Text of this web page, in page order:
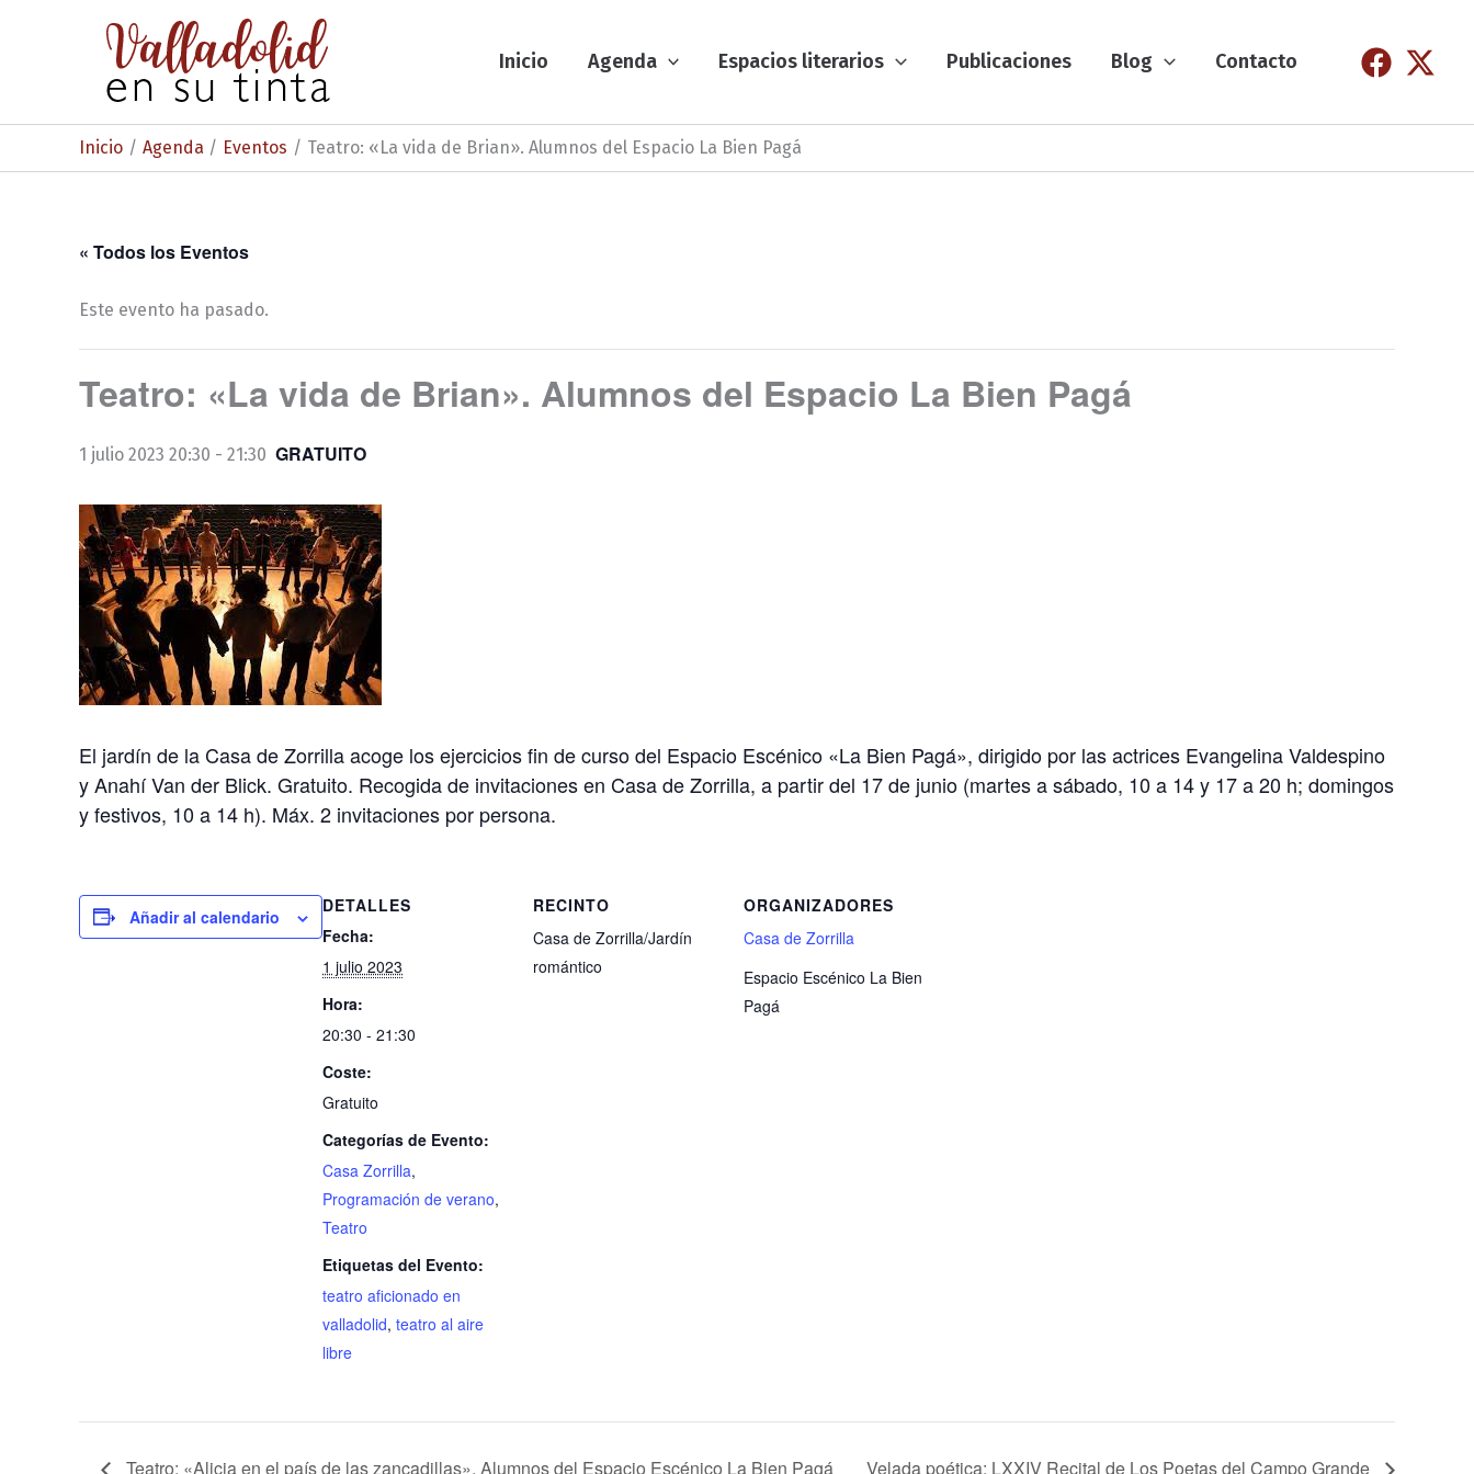
Inicio Agenda Espacios literarios Publicaciones Blog Contacto
Inicio Agenda Eventos Teatro: «La vida de Brian». Alumnos del Espacio La Bien Pagá
« Todos los Eventos
Este evento ha pasado.
Teatro: «La vida de Brian». Alumnos del Espacio La Bien Pagá
1 julio 2023 20:30 - 21:30 GRATUITO
El jardín de la Casa de Zorrilla acoge los ejercicios fin de curso del Espacio Escénico «La Bien Pagá», dirigido por las actrices Evangelina Valdespino
y Anahí Van der Blick. Gratuito. Recogida de invitaciones en Casa de Zorrilla, a partir del 17 de junio (martes a sábado, 10 a 14 y 17 a 20 h; domingos
y festivos, 10 a 14 h). Máx. 2 invitaciones por persona.
Añadir al calendario
DETALLES
Fecha:
1 julio 2023
Hora:
20:30 - 21:30
Coste:
Gratuito
Categorías de Evento:
Casa Zorrilla,
Programación de verano,
Teatro
Etiquetas del Evento:
teatro aficionado en
valladolid, teatro al aire
libre
RECINTO
Casa de Zorrilla/Jardín
romántico
ORGANIZADORES
Casa de Zorrilla
Espacio Escénico La Bien
Pagá
Teatro: «Alicia en el país de las zancadillas». Alumnos del Espacio Escénico La Bien Pagá Velada poética: LXXIV Recital de Los Poetas del Campo Grande